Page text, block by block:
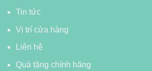
Tin tức
Vị trí cửa hàng
Liên hệ
Quà tặng chính hãng